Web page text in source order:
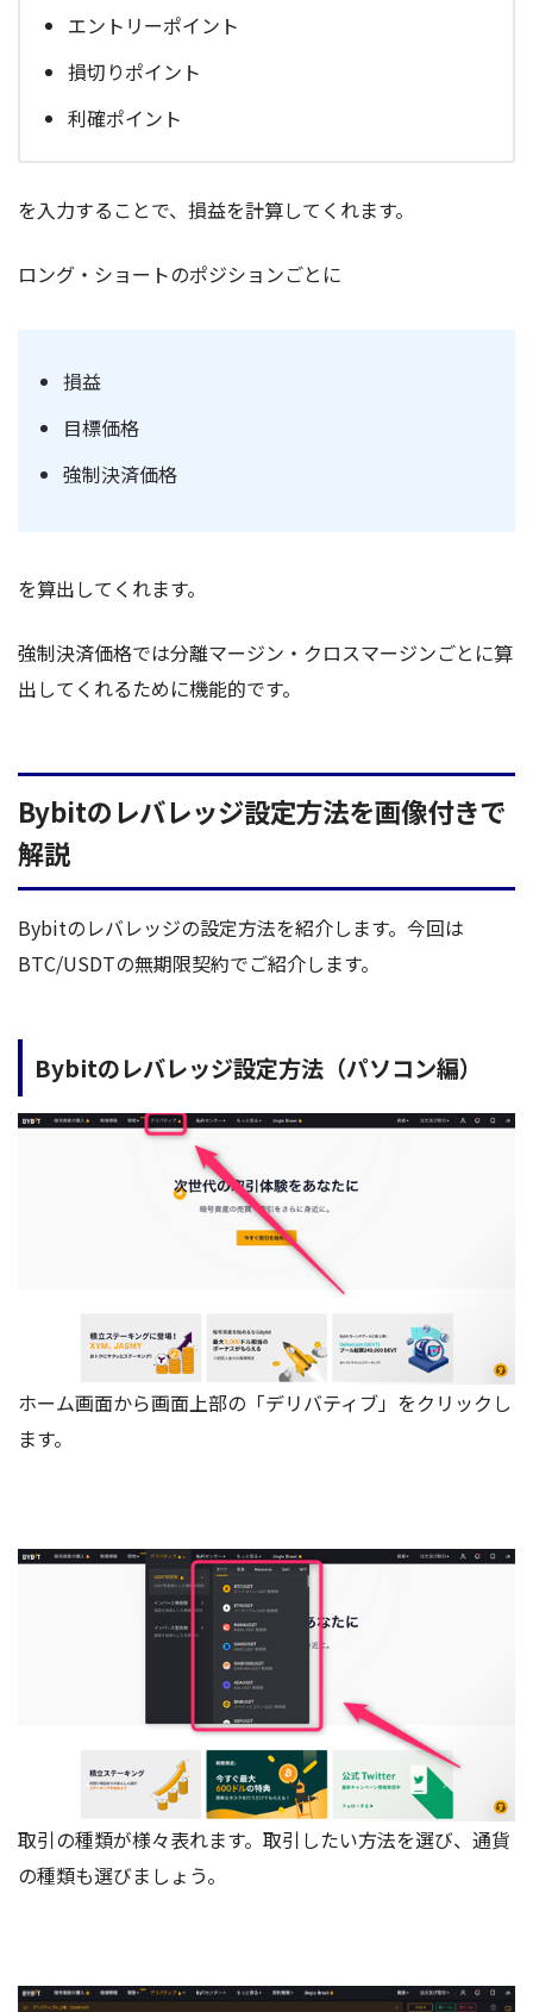
エントリーポイント
損切りポイント
利確ポイント
を入力することで、損益を計算してくれます。
ロング・ショートのポジションごとに
損益
目標価格
強制決済価格
を算出してくれます。
強制決済価格では分離マージン・クロスマージンごとに算
出してくれるために機能的です。
Bybitのレバレッジ設定方法を画像付きで
解説
Bybitのレバレッジの設定方法を紹介します。今回は
BTC/USDTの無期限契約でご紹介します。
Bybitのレバレッジ設定方法（パソコン編）
ホーム画面から画面上部の「デリバティブ」をクリックし
ます。
取引の種類が様々表れます。取引したい方法を選び、通貨
の種類も選びましょう。